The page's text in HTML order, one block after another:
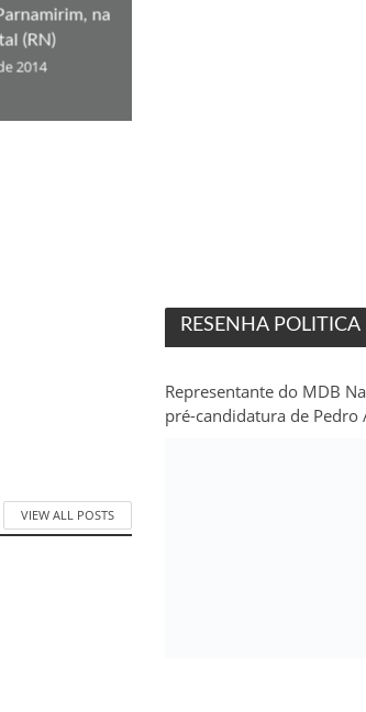
na
(RN)
2014
VIEW ALL POSTS
RESENHA POLITICA
Representante do MDB
pré-candidatura de Pedro